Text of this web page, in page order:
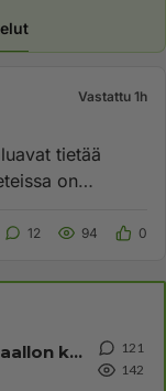
Vastattu 1h
tietää
on
12 94 0
Lieksa oli Yleisradion uutiset Alvar-aallon kylä myynnissä?
121
142